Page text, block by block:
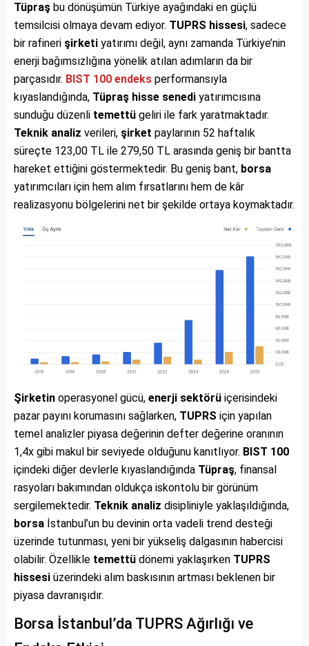
Tüpraş bu dönüşümün Türkiye ayağındaki en güçlü
temsilcisi olmaya devam ediyor. TUPRS hissesi, sadece
bir rafineri şirketi yatırımı değil, aynı zamanda Türkiye’nin
enerji bağımsızlığına yönelik atılan adımların da bir
parçasıdır. BIST 100 endeks performansıyla
kıyaslandığında, Tüpraş hisse senedi yatırımcısına
sunduğu düzenli temettü geliri ile fark yaratmaktadır.
Teknik analiz verileri, şirket paylarının 52 haftalık
süreçte 123,00 TL ile 279,50 TL arasında geniş bir bantta
hareket ettiğini göstermektedir. Bu geniş bant, borsa
yatırımcıları için hem alım fırsatlarını hem de kâr
realizasyonu bölgelerini net bir şekilde ortaya koymaktadır.
Şirketin operasyonel gücü, enerji sektörü içerisindeki
pazar payını korumasını sağlarken, TUPRS için yapılan
temel analizler piyasa değerinin defter değerine oranının
1,4x gibi makul bir seviyede olduğunu kanıtlıyor. BIST 100
içindeki diğer devlerle kıyaslandığında Tüpraş, finansal
rasyoları bakımından oldukça iskontolu bir görünüm
sergilemektedir. Teknik analiz disipliniyle yaklaşıldığında,
borsa İstanbul’un bu devinin orta vadeli trend desteği
üzerinde tutunması, yeni bir yükseliş dalgasının habercisi
olabilir. Özellikle temettü dönemi yaklaşırken TUPRS
hissesi üzerindeki alım baskısının artması beklenen bir
piyasa davranışıdır.
Borsa İstanbul’da TUPRS Ağırlığı ve